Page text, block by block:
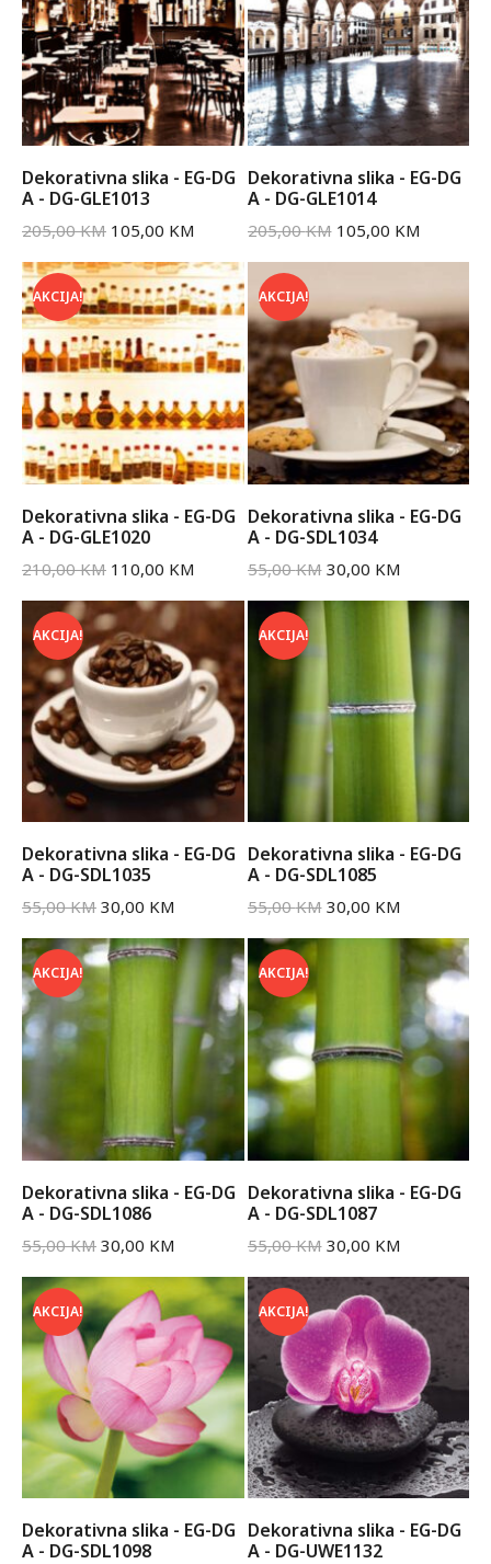
Dekorativna slika - EG-DG
A - DG-GLE1013
205,00KM 105,00 KM
Dekorativna slika - EG-DG
A - DG-GLE1014
205,00KM 105,00 KM
AKCIJA!
Dekorativna slika - EG-DG
A - DG-GLE1020
210,00KM 110,00 KM
AKCIJA!
Dekorativna slika - EG-DG
A - DG-SDL1034
55,00KM 30,00 KM
AKCIJA!
Dekorativna slika - EG-DG
A - DG-SDL1035
55,00KM 30,00 KM
AKCIJA!
Dekorativna slika - EG-DG
A - DG-SDL1085
55,00KM 30,00 KM
AKCIJA!
Dekorativna slika - EG-DG
A - DG-SDL1086
55,00KM 30,00 KM
AKCIJA!
Dekorativna slika - EG-DG
A - DG-SDL1087
55,00KM 30,00 KM
AKCIJA!
Dekorativna slika - EG-DG
A - DG-SDL1098
AKCIJA!
Dekorativna slika - EG-DG
A - DG-UWE1132